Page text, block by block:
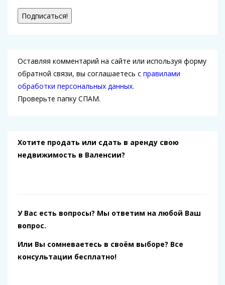
Оставляя комментарий на сайте или используя форму
обратной связи, вы соглашаетесь с правилами
обработки персональных данных.
Проверьте папку СПАМ.
Хотите продать или сдать в аренду свою
недвижимость в Валенсии?
У Вас есть вопросы? Мы ответим на любой Ваш
вопрос.
Или Вы сомневаетесь в своём выборе? Все
консультации бесплатно!